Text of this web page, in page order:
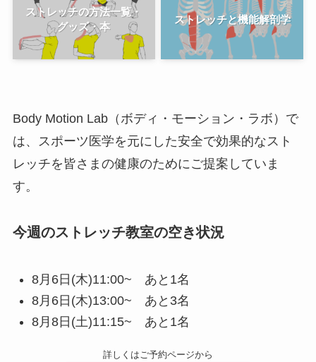
ストレッチの方法一覧・
グッズ・本
ストレッチと機能解剖学
Body Motion Lab（ボディ・モーション・ラボ）で
は、スポーツ医学を元にした安全で効果的なスト
レッチを皆さまの健康のためにご提案していま
す。
今週のストレッチ教室の空き状況
8月6日(木)11:00~ あと1名
8月6日(木)13:00~ あと3名
8月8日(土)11:15~ あと1名
詳しくはご予約ページから